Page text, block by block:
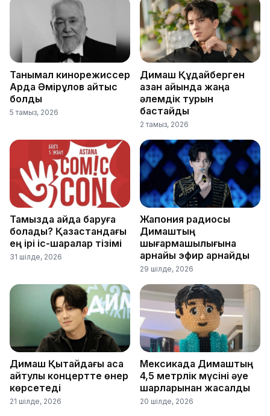
Танымал кинорежиссер
Ардақ Әмірқұлов қайтыс
болды
5 тамыз, 2026
Димаш Құдайберген
қазан айында жаңа
әлемдік турын
бастайды
2 тамыз, 2026
Тамызда қайда баруға
болады? Қазақстандағы
ең ірі іс-шаралар тізімі
31 шілде, 2026
Жапония радиосы
Димаштың
шығармашылығына
арнайы эфир арнайды
29 шілде, 2026
Димаш Қытайдағы аса
айтулы концертте өнер
көрсетеді
21 шілде, 2026
Мексикада Димаштың
4,5 метрлік мүсіні әуе
шарларынан жасалды
20 шілде, 2026